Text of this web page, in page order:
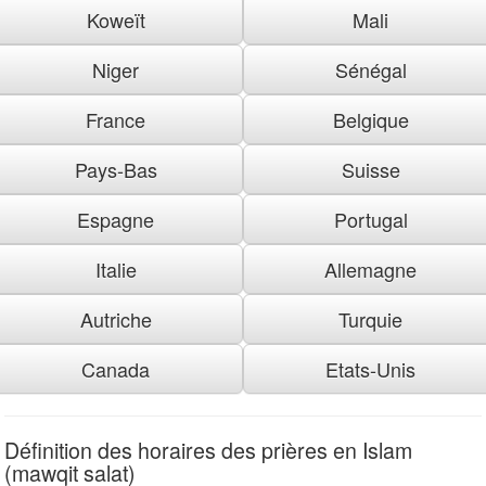
Koweït
Mali
Niger
Sénégal
France
Belgique
Pays-Bas
Suisse
Espagne
Portugal
Italie
Allemagne
Autriche
Turquie
Canada
Etats-Unis
Définition des horaires des prières en Islam
(mawqit salat)